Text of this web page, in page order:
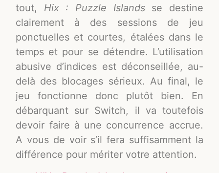
tout, Hix : Puzzle Islandsse destine
clairement à des sessions de jeu
ponctuelles et courtes, étalées dans le
temps et pour se détendre. L’utilisation
abusive d’indices est déconseillée, au-
delà des blocages sérieux. Au final, le
jeu fonctionne donc plutôt bien. En
débarquant sur Switch, il va toutefois
devoir faire à une concurrence accrue.
A vous de voir s’il fera suffisamment la
différence pour mériter votre attention.